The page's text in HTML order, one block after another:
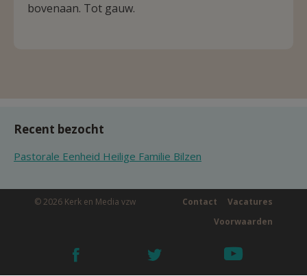
bovenaan. Tot gauw.
Recent bezocht
Pastorale Eenheid Heilige Familie Bilzen
© 2026 Kerk en Media vzw Vacatures
Contact
Voorwaarden